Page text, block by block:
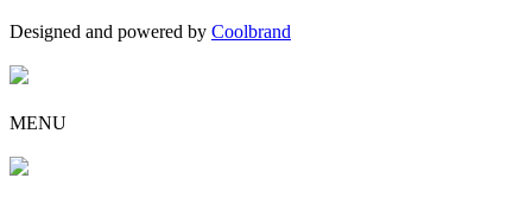
Designed and powered by Coolbrand
MENU